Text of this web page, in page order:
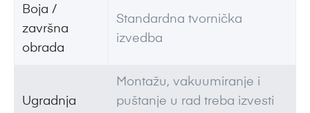
Boja /
završna
obrada
Standardna tvornička
izvedba
Ugradnja
Montažu, vakuumiranje i
puštanje u rad treba izvesti